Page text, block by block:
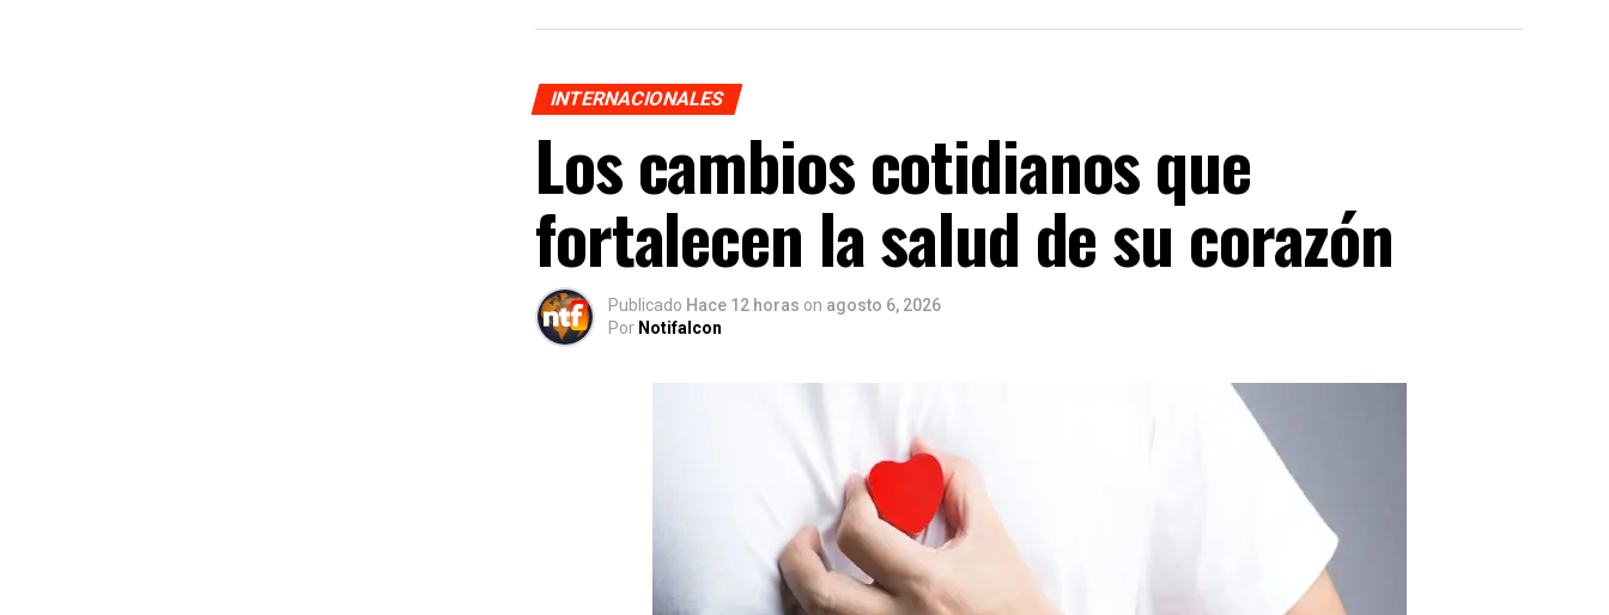
INTERNACIONALES
Los cambios cotidianos que
fortalecen la salud de su corazón
Publicado Hace 12 horas on agosto 6, 2026
Por Notifalcon